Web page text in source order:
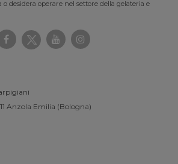
desidera operare nel settore della gelateria e
Anzola Emilia (Bologna)